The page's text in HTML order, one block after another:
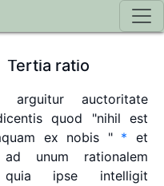
lumen
Tertia ratio
arguitur
auctoritate
quod "nihil
est
ex nobis "*et
ad unum
rationalem
quia ipse
intelligit